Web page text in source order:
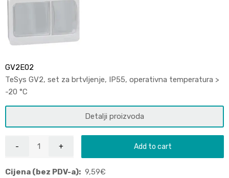
GV2E02
TeSys GV2, set za brtvljenje, IP55, operativna temperatura >
-20 °C
Detalji proizvoda
Add to cart
Cijena (bez PDV-a): 9,59€